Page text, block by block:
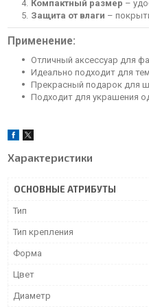
Компактный размер –
Защита от влаги –
Применение:
Отличный аксессуар для
Идеально подходит для
Прекрасный подарок для
Подходит для украшения
Характеристики
ОСНОВНЫЕ АТРИБУТЫ
Тип
Тип крепления
Форма
Цвет
Диаметр